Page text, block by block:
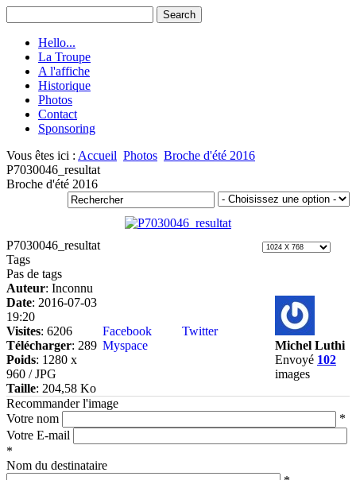
Hello...
La Troupe
A l'affiche
Historique
Photos
Contact
Sponsoring
Vous êtes ici : Accueil Photos Broche d'été 2016
P7030046_resultat
Broche d'été 2016
P7030046_resultat
Tags
Pas de tags
Auteur: Inconnu
Date: 2016-07-03
19:20
Visites: 6206
Télécharger: 289
Poids: 1280 x
960 / JPG
Taille: 204,58 Ko
Facebook
Twitter
Myspace
Michel Luthi
Envoyé 102
images
Recommander l'image
Votre nom
*
Votre E-mail
*
Nom du destinataire